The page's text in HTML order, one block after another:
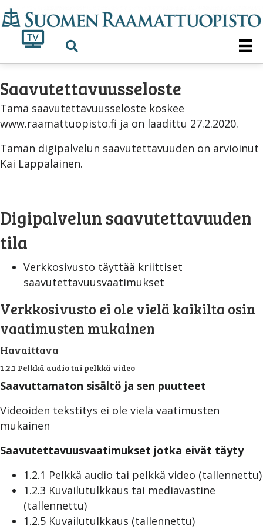
Saavutettavuusseloste
Tämä saavutettavuusseloste koskee
www.raamattuopisto.fi ja on laadittu 27.2.2020.
Tämän digipalvelun saavutettavuuden on arvioinut
Kai Lappalainen.
Digipalvelun saavutettavuuden
tila
Verkkosivusto täyttää kriittiset
saavutettavuusvaatimukset
Verkkosivusto ei ole vielä kaikilta osin
vaatimusten mukainen
Havaittava
1.2.1 Pelkkä audio tai pelkkä video
Saavuttamaton sisältö ja sen puutteet
Videoiden tekstitys ei ole vielä vaatimusten
mukainen
Saavutettavuusvaatimukset jotka eivät täyty
1.2.1 Pelkkä audio tai pelkkä video (tallennettu)
1.2.3 Kuvailutulkkaus tai mediavastine
(tallennettu)
1.2.5 Kuvailutulkkaus (tallennettu)